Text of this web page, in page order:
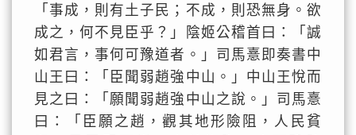
「事成，則有土子民；不成，則恐無身。欲
成之，何不見臣乎？」陰姬公稽首曰：「誠
如君言，事何可豫道者。」司馬憙即奏書中
山王曰：「臣聞弱趙強中山。」中山王悅而
見之曰：「願聞弱趙強中山之說。」司馬憙
曰：「臣願之趙，觀其地形險阻，人民貧